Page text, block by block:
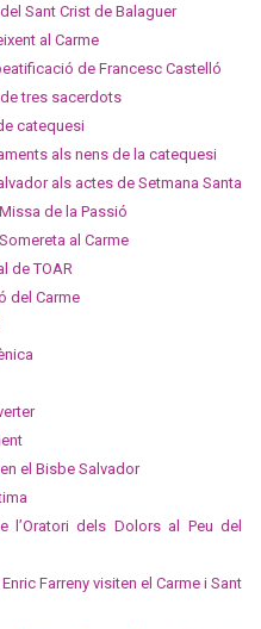
Sant Crist de Balaguer
al Carme
de Francesc Castelló
de tres sacerdots
catequesi
als nens de la catequesi
als actes de Setmana Santa
de la Passió
al Carme
de TOAR
del Carme
el Bisbe Salvador
l’Oratori dels Dolors al Peu del
Farreny visiten el Carme i Sant